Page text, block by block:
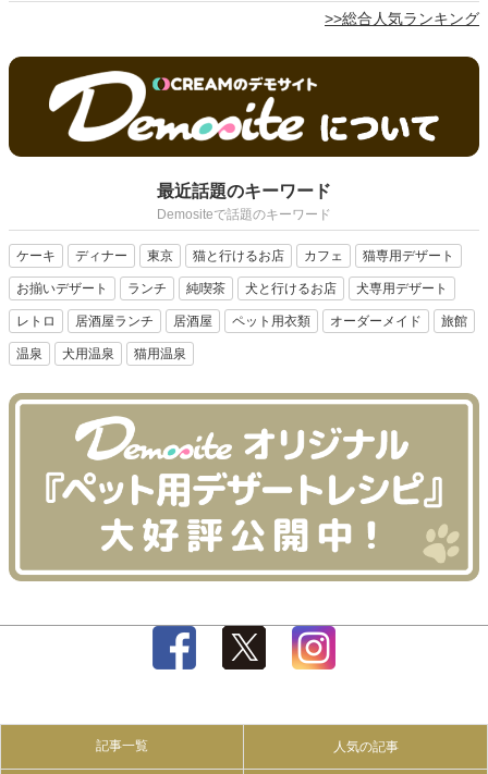
>>総合人気ランキング
最近話題のキーワード
Demositeで話題のキーワード
ケーキ ディナー 東京 猫と行けるお店 カフェ 猫専用デザート
お揃いデザート ランチ 純喫茶 犬と行けるお店 犬専用デザート
レトロ 居酒屋ランチ 居酒屋 ペット用衣類 オーダーメイド 旅館
温泉 犬用温泉 猫用温泉
記事一覧 人気の記事